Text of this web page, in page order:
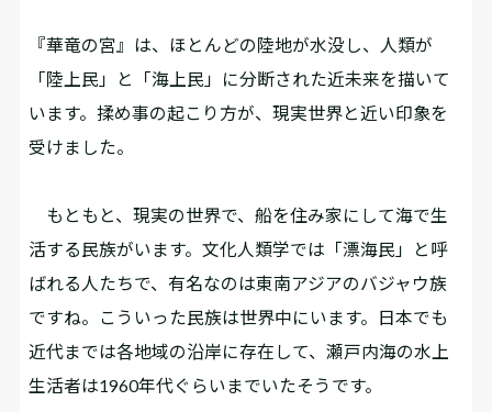
――『華竜の宮』は、ほとんどの陸地が水没し、人類が
「陸上民」と「海上民」に分断された近未来を描いて
います。揉め事の起こり方が、現実世界と近い印象を
受けました。
もともと、現実の世界で、船を住み家にして海で生
活する民族がいます。文化人類学では「漂海民」と呼
ばれる人たちで、有名なのは東南アジアのバジャウ族
ですね。こういった民族は世界中にいます。日本でも
近代までは各地域の沿岸に存在して、瀬戸内海の水上
生活者は1960年代ぐらいまでいたそうです。